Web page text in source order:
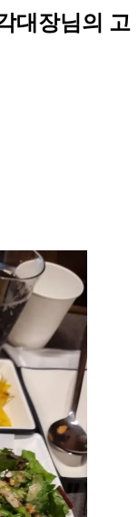
대장님의 고